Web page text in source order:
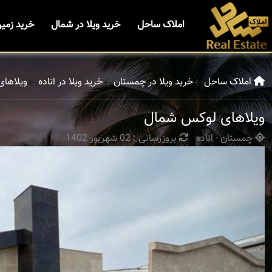
املاک ساحل خرید ویلا در شمال خرید
املاک ساحل خرید ویلا در چمستان خرید ویلا در اناده
ویلاهای لوکس شمال
چمستان - اناده بروزرسانی : 02 شهریور 1402